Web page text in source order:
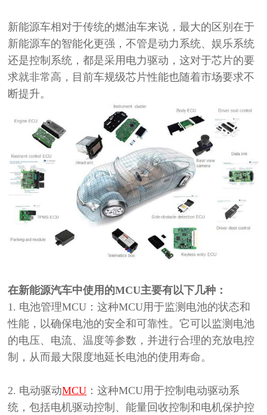
新能源车相对于传统的燃油车来说，最大的区别在于
新能源车的智能化更强，不管是动力系统、娱乐系统
还是控制系统，都是采用电力驱动，这对于芯片的要
求就非常高，目前车规级芯片性能也随着市场要求不
断提升。
在新能源汽车中使用的MCU主要有以下几种：
1. 电池管理MCU：这种MCU用于监测电池的状态和
性能，以确保电池的安全和可靠性。它可以监测电池
的电压、电流、温度等参数，并进行合理的充放电控
制，从而最大限度地延长电池的使用寿命。
2. 电动驱动MCU ：这种MCU用于控制电动驱动系
统，包括电机驱动控制、能量回收控制和电机保护控